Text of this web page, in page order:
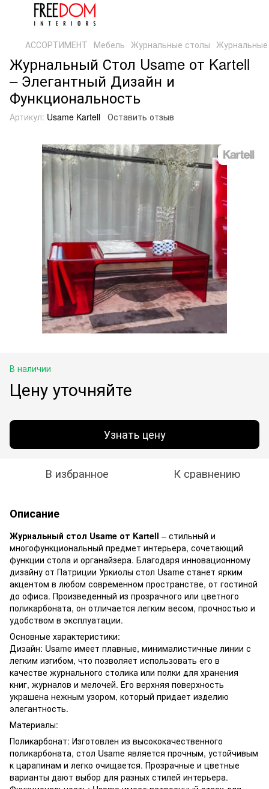
АССОРТИМЕНТ Мебель Журнальные столы
Журнальный Стол Usame от Kartell
– Элегантный Дизайн и
Функциональность
Артикул: Usame Kartell Оставить отзыв
В наличии
Цену уточняйте
Узнать цену
В избранное К сравнению
Описание
Журнальный стол Usame от Kartell – стильный и
многофункциональный предмет интерьера, сочетающий
функции стола и органайзера. Благодаря инновационному
дизайну от Патриции Уркиолы стол Usame станет ярким
акцентом в любом современном пространстве, от гостиной
до офиса. Произведенный из прозрачного или цветного
поликарбоната, он отличается легким весом, прочностью и
удобством в эксплуатации.
Основные характеристики:
Дизайн: Usame имеет плавные, минималистичные линии с
легким изгибом, что позволяет использовать его в
качестве журнального столика или полки для хранения
книг, журналов и мелочей. Его верхняя поверхность
украшена нежным узором, который придает изделию
элегантность.
Материалы:
Поликарбонат: Изготовлен из высококачественного
поликарбоната, стол Usame является прочным, устойчивым
к царапинам и легко очищается. Прозрачные и цветные
варианты дают выбор для разных стилей интерьера.